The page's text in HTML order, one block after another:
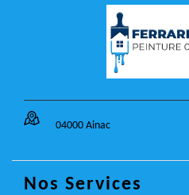
04000 Ainac
Nos Services